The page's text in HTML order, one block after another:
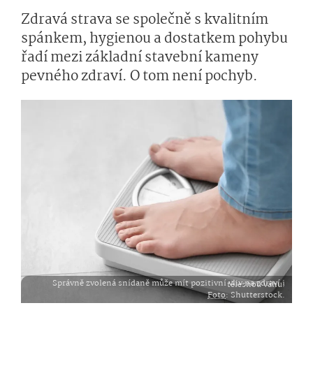
Zdravá strava se společně s kvalitním
spánkem, hygienou a dostatkem pohybu
řadí mezi základní stavební kameny
pevného zdraví. O tom není pochyb.
Správně zvolená snídaně může mít pozitivní vliv na zdraví i tělesnou váhu.
Foto: Shutterstock.